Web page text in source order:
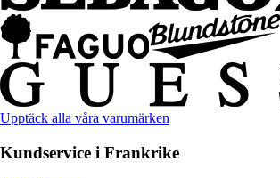
Upptäck alla våra varumärken
Kundservice i Frankrike